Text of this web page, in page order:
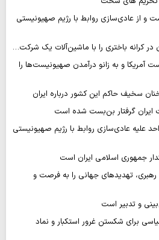
و از عادی‌سازی روابط با رژیم صهیونیستی
در کرانه باختری را با ماشین‌آلات یک شرکت…
آمریکا و به زانو درآمدن صهیونیست‌ها را
سخیف حاکم این کشور درباره ایران
ایران گرفتار بن‌بست شده است
علیه عادی‌سازی روابط با رژیم صهیونیستی
جمهوری اسلامی ایران است
تهدیدهای جهانی را به فرصت و
و تدبیر است
برای شکستن غرور استکبار و نماد